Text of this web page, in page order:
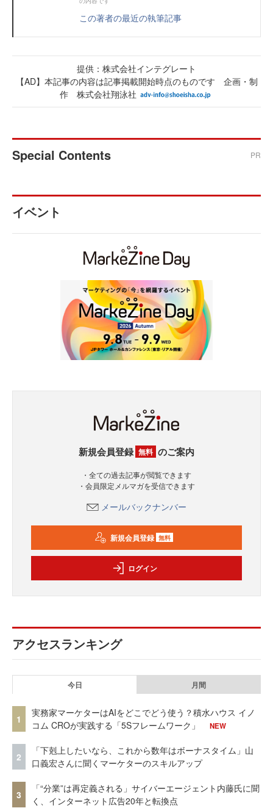
この著者の最近の執筆記事
提供：株式会社インテグレート
【AD】本記事の内容は記事掲載開始時点のものです 企画・制
作 株式会社翔泳社
Special Contents PR
イベント
新規会員登録 無料 のご案内
・全ての過去記事が閲覧できます
・会員限定メルマガを受信できます
メールバックナンバー
新規会員登録 無料
ログイン
アクセスランキング
今日 月間
1
実務家マーケターはAIをどこでどう使う？積水ハウス イノ
コム CROが実践する「5Sフレームワーク」
NEW
2
「下剋上したいなら、これから数年はボーナスタイム」山
口義宏さんに聞くマーケターのスキルアップ
3
「“分業”は再定義される」サイバーエージェント内藤氏に聞
く、インターネット広告20年と転換点